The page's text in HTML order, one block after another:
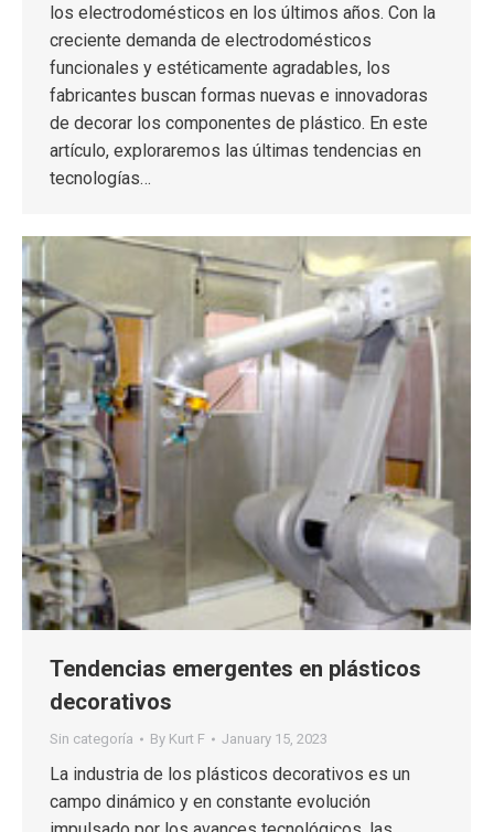
los electrodomésticos en los últimos años. Con la
creciente demanda de electrodomésticos
funcionales y estéticamente agradables, los
fabricantes buscan formas nuevas e innovadoras
de decorar los componentes de plástico. En este
artículo, exploraremos las últimas tendencias en
tecnologías…
Tendencias emergentes en plásticos
decorativos
Sin categoría By Kurt F January 15, 2023
La industria de los plásticos decorativos es un
campo dinámico y en constante evolución